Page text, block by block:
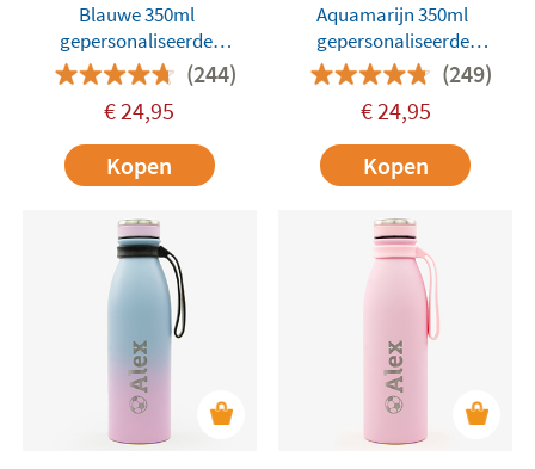
Blauwe 350ml
gepersonaliseerde
Tandem-fles(244)
€24,95
Kopen
Aquamarijn 350ml
gepersonaliseerde
Tandem-fles(249)
€24,95
Kopen